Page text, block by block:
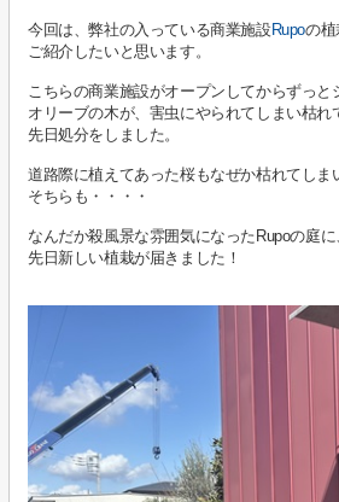
今回は、弊社の入っている商業施設Rupoの植
ご紹介したいと思います。
こちらの商業施設がオープンしてからずっ
オリーブの木が、害虫にやられてしまい枯れ
先日処分をしました。
道路際に植えてあった桜もなぜか枯れてし
そちらも・・・・
なんだか殺風景な雰囲気になったRupoの庭に
先日新しい植栽が届きました！